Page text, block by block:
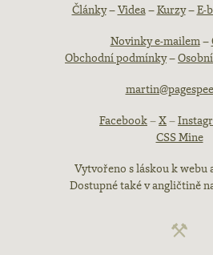
Patička
webu
Články–Videa–Kurzy–E-
Novinky e-mailem–
Obchodní podmínky–
Facebook–X–
CSS Mine
Vytvořeno s láskou k webu
Dostupné také v angličtině